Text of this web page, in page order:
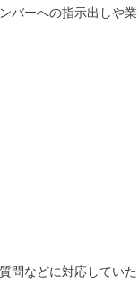
バーへの指示出しや業
問などに対応していた